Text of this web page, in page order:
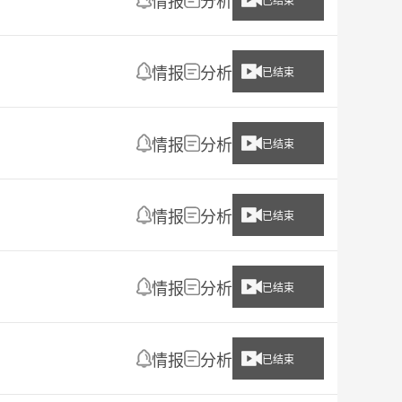
情报 分析 已结束
情报 分析 已结束
情报 分析 已结束
情报 分析 已结束
情报 分析 已结束